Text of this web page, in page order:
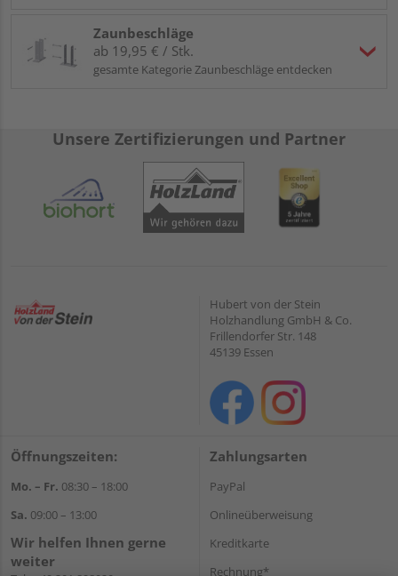
Zaunbeschläge
ab 19,95 € / Stk.
gesamte Kategorie Zaunbeschläge entdecken
Unsere Zertifizierungen und Partner
Hubert von der Stein
Holzhandlung GmbH & Co.
Frillendorfer Str. 148
45139 Essen
Öffnungszeiten:
Mo. – Fr. 08:30 – 18:00
Sa. 09:00 – 13:00
Wir helfen Ihnen gerne
weiter
Zahlungsarten
PayPal
Onlineüberweisung
Kreditkarte
Rechnung*